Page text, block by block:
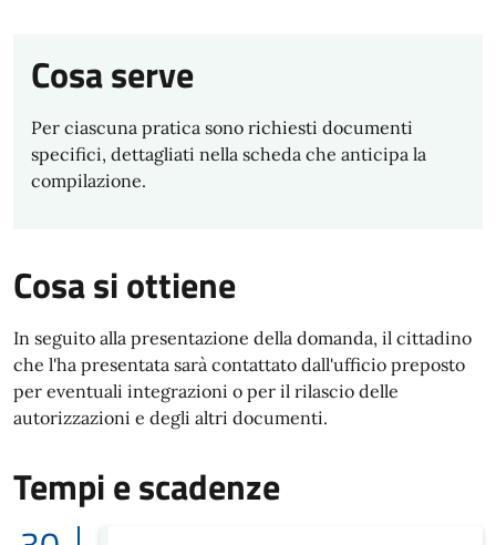
Cosa serve
Per ciascuna pratica sono richiesti documenti
specifici, dettagliati nella scheda che anticipa la
compilazione.
Cosa si ottiene
In seguito alla presentazione della domanda, il cittadino
che l'ha presentata sarà contattato dall'ufficio preposto
per eventuali integrazioni o per il rilascio delle
autorizzazioni e degli altri documenti.
Tempi e scadenze